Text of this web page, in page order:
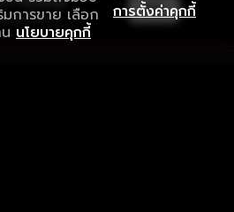
การขาย เลือก
นโยบายคุกกี้
การตั้งค่าคุกกี้
รับชมที่ดีกว่า เปิด